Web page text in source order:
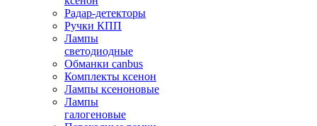
Радар-детекторы
Ручки КПП
Лампы
светодиодные
Обманки canbus
Комплекты ксенон
Лампы ксеноновые
Лампы
галогеновые